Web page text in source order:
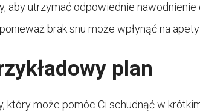
aby utrzymać odpowiednie nawodnienie
brak snu może wpłynąć na
plan
który może pomóc Ci schudnąć w